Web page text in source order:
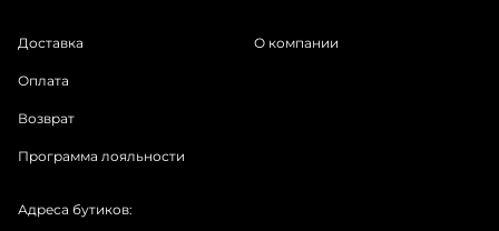
Доставка
Оплата
Возврат
Программа лояльности
О компании
Адреса бутиков: